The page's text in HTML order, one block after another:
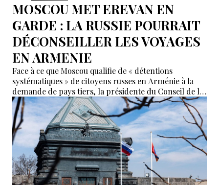
MOSCOU MET EREVAN EN
GARDE : LA RUSSIE POURRAIT
DÉCONSEILLER LES VOYAGES
EN ARMENIE
Face à ce que Moscou qualifie de « détentions
systématiques » de citoyens russes en Arménie à la
demande de pays tiers, la présidente du Conseil de la
Fédération, Valentina Matvienko, a adressé une mise
en garde à Erevan. Selon elle, si cette pratique se
poursuit, la Russie pourrait recommander à ses
ressortissants de renoncer aux voyages en Arménie.